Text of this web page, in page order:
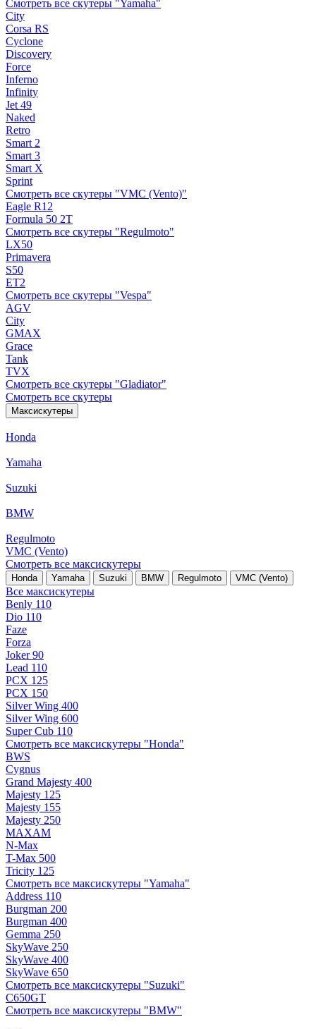
Смотреть все скутеры "Yamaha"
City
Corsa RS
Cyclone
Discovery
Force
Inferno
Infinity
Jet 49
Naked
Retro
Smart 2
Smart 3
Smart X
Sprint
Смотреть все скутеры "VMC (Vento)"
Eagle R12
Formula 50 2Т
Смотреть все скутеры "Regulmoto"
LX50
Primavera
S50
ET2
Смотреть все скутеры "Vespa"
AGV
City
GMAX
Grace
Tank
TVX
Смотреть все скутеры "Gladiator"
Смотреть все скутеры
Максискутеры
Honda
Yamaha
Suzuki
BMW
Regulmoto
VMC (Vento)
Смотреть все максискутеры
Honda Yamaha Suzuki BMW Regulmoto VMC (Vento)
Все максискутеры
Benly 110
Dio 110
Faze
Forza
Joker 90
Lead 110
PCX 125
PCX 150
Silver Wing 400
Silver Wing 600
Super Cub 110
Смотреть все максискутеры "Honda"
BWS
Cygnus
Grand Majesty 400
Majesty 125
Majesty 155
Majesty 250
MAXAM
N-Max
T-Max 500
Tricity 125
Смотреть все максискутеры "Yamaha"
Address 110
Burgman 200
Burgman 400
Gemma 250
SkyWave 250
SkyWave 400
SkyWave 650
Смотреть все максискутеры "Suzuki"
C650GT
Смотреть все максискутеры "BMW"